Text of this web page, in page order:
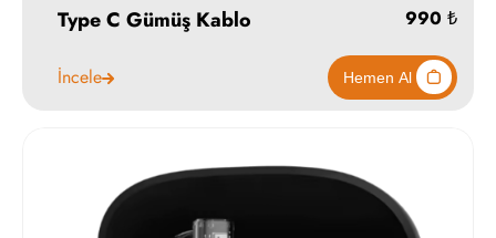
Type C Gümüş Kablo
İncele